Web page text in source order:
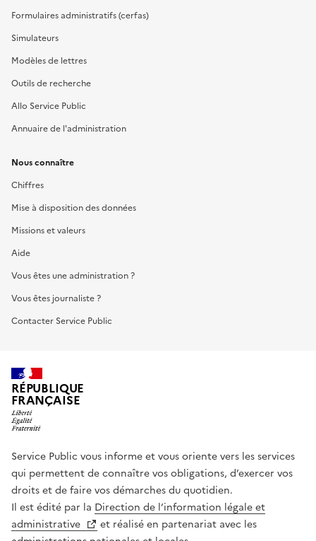
Formulaires administratifs (cerfas)
Simulateurs
Modèles de lettres
Outils de recherche
Allo Service Public
Annuaire de l'administration
Nous connaître
Chiffres
Mise à disposition des données
Missions et valeurs
Aide
Vous êtes une administration ?
Vous êtes journaliste ?
Contacter Service Public
RÉPUBLIQUE
FRANÇAISE
Service Public vous informe et vous oriente vers les services
qui permettent de connaître vos obligations, d’exercer vos
droits et de faire vos démarches du quotidien.
Il est édité par la Direction de l’information légale et
administrative
et réalisé en partenariat avec les